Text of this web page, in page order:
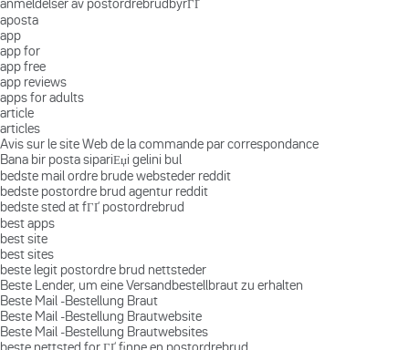
anmeldelser av postordrebrudbyrГҐ
aposta
app
app for
app free
app reviews
apps for adults
article
articles
Avis sur le site Web de la commande par correspondance
Bana bir posta sipariЕџi gelini bul
bedste mail ordre brude websteder reddit
bedste postordre brud agentur reddit
bedste sted at fГҐ postordrebrud
best apps
best site
best sites
beste legit postordre brud nettsteder
Beste Lender, um eine Versandbestellbraut zu erhalten
Beste Mail -Bestellung Braut
Beste Mail -Bestellung Brautwebsite
Beste Mail -Bestellung Brautwebsites
beste nettsted for ГҐ finne en postordrebrud